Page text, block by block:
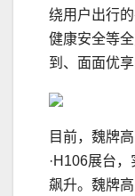
绕用户出行
健康安全等
到、面面优享
目前，魏牌
·H106展台
飙升。魏牌